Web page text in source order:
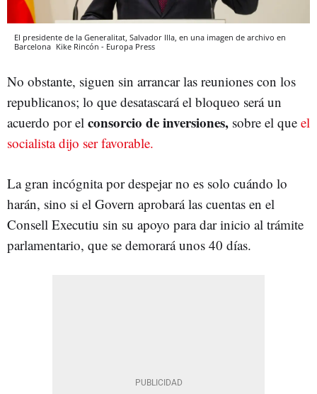
El presidente de la Generalitat, Salvador Illa, en una imagen de archivo en
Barcelona Kike Rincón - Europa Press
No obstante, siguen sin arrancar las reuniones con los
republicanos; lo que desatascará el bloqueo será un
acuerdo por el consorcio de inversiones, sobre el que el
socialista dijo ser favorable.
La gran incógnita por despejar no es solo cuándo lo
harán, sino si el Govern aprobará las cuentas en el
Consell Executiu sin su apoyo para dar inicio al trámite
parlamentario, que se demorará unos 40 días.